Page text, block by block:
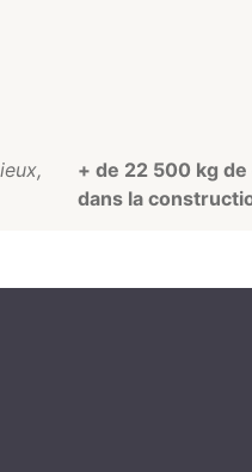
+ de 22 500 kg
dans la